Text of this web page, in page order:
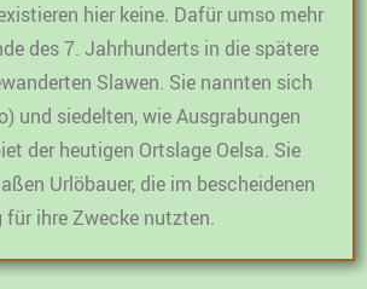
hier keine. Dafür umso mehr
des 7. Jahrhunderts in die spätere
Slawen. Sie nannten sich
und siedelten, wie Ausgrabungen
der heutigen Ortslage Oelsa. Sie
Urlöbauer, die im bescheidenen
für ihre Zwecke nutzten.